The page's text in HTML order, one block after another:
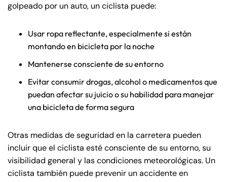
golpeado por un auto, un ciclista puede:
Usar ropa reflectante, especialmente si están
montando en bicicleta por la noche
Mantenerse consciente de su entorno
Evitar consumir drogas, alcohol o medicamentos que
puedan afectar su juicio o su habilidad para manejar
una bicicleta de forma segura
Otras medidas de seguridad en la carretera pueden
incluir que el ciclista esté consciente de su entorno, su
visibilidad general y las condiciones meteorológicas. Un
ciclista también puede prevenir un accidente en